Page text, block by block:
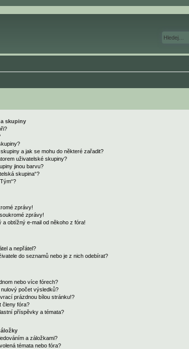
skupiny
a jak se mohu do některé zařadit?
uživatelské skupiny?
jinou barvu?
skupina“?
zprávy!
zprávy!
a obtížný e-mail od někoho z fóra!
a nepřátel?
do seznamů nebo je z nich odebírat?
nebo více fórech?
počet výsledků?
prázdnou bílou stránku!?
členy fóra?
příspěvky a témata?
a záložkami?
témata nebo fóra?